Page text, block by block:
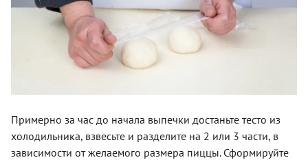
Примерно за час до начала выпечки достаньте тесто из
холодильника, взвесьте и разделите на 2 или 3 части, в
зависимости от желаемого размера пиццы. Сформируйте